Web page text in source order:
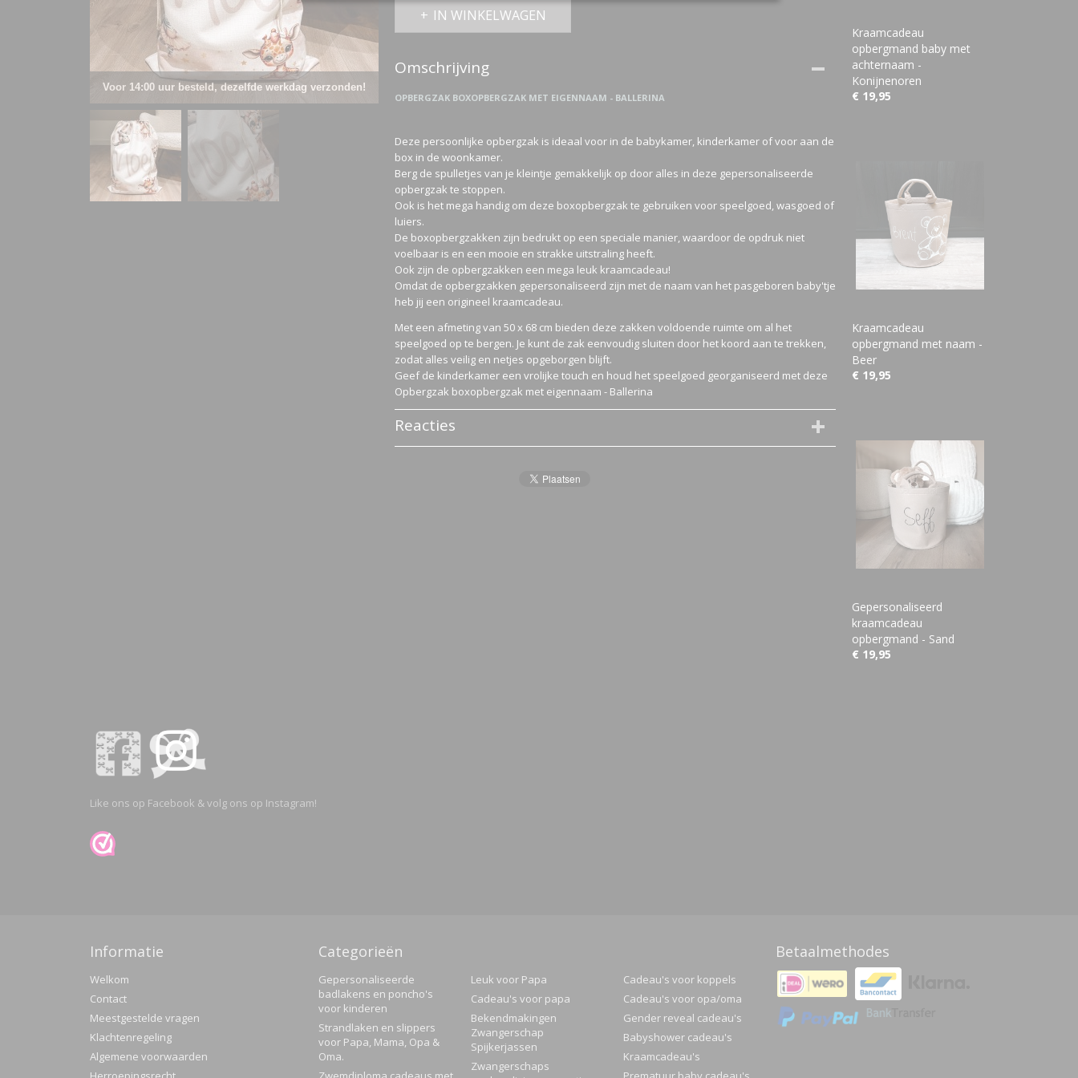
Voor 14:00 uur besteld, dezelfde werkdag verzonden!
IN WINKELWAGEN
Omschrijving
OPBERGZAK BOXOPBERGZAK MET EIGENNAAM - BALLERINA
Deze persoonlijke opbergzak is ideaal voor in de babykamer, kinderkamer of voor aan de
box in de woonkamer.
Berg de spulletjes van je kleintje gemakkelijk op door alles in deze gepersonaliseerde
opbergzak te stoppen.
Ook is het mega handig om deze boxopbergzak te gebruiken voor speelgoed, wasgoed of
luiers.
De boxopbergzakken zijn bedrukt op een speciale manier, waardoor de opdruk niet
voelbaar is en een mooie en strakke uitstraling heeft.
Ook zijn de opbergzakken een mega leuk kraamcadeau!
Omdat de opbergzakken gepersonaliseerd zijn met de naam van het pasgeboren baby'tje
heb jij een origineel kraamcadeau.
Met een afmeting van 50 x 68 cm bieden deze zakken voldoende ruimte om al het
speelgoed op te bergen. Je kunt de zak eenvoudig sluiten door het koord aan te trekken,
zodat alles veilig en netjes opgeborgen blijft.
Geef de kinderkamer een vrolijke touch en houd het speelgoed georganiseerd met deze
Opbergzak boxopbergzak met eigennaam - Ballerina
Reacties
Kraamcadeau
opbergmand baby met
achternaam -
Konijnenoren
€ 19,95
Kraamcadeau
opbergmand met naam -
Beer
€ 19,95
Gepersonaliseerd
kraamcadeau
opbergmand - Sand
€ 19,95
Like ons op Facebook & volg ons op Instagram!
Informatie
Welkom
Contact
Meestgestelde vragen
Klachtenregeling
Algemene voorwaarden
Categorieën
Gepersonaliseerde
badlakens en poncho's
voor kinderen
Strandlaken en slippers
voor Papa, Mama, Opa &
Oma.
Leuk voor Papa
Cadeau's voor papa
Bekendmakingen
Zwangerschap
Spijkerjassen
Zwangerschaps
Cadeau's voor koppels
Cadeau's voor opa/oma
Gender reveal cadeau's
Babyshower cadeau's
Kraamcadeau's
Betaalmethodes